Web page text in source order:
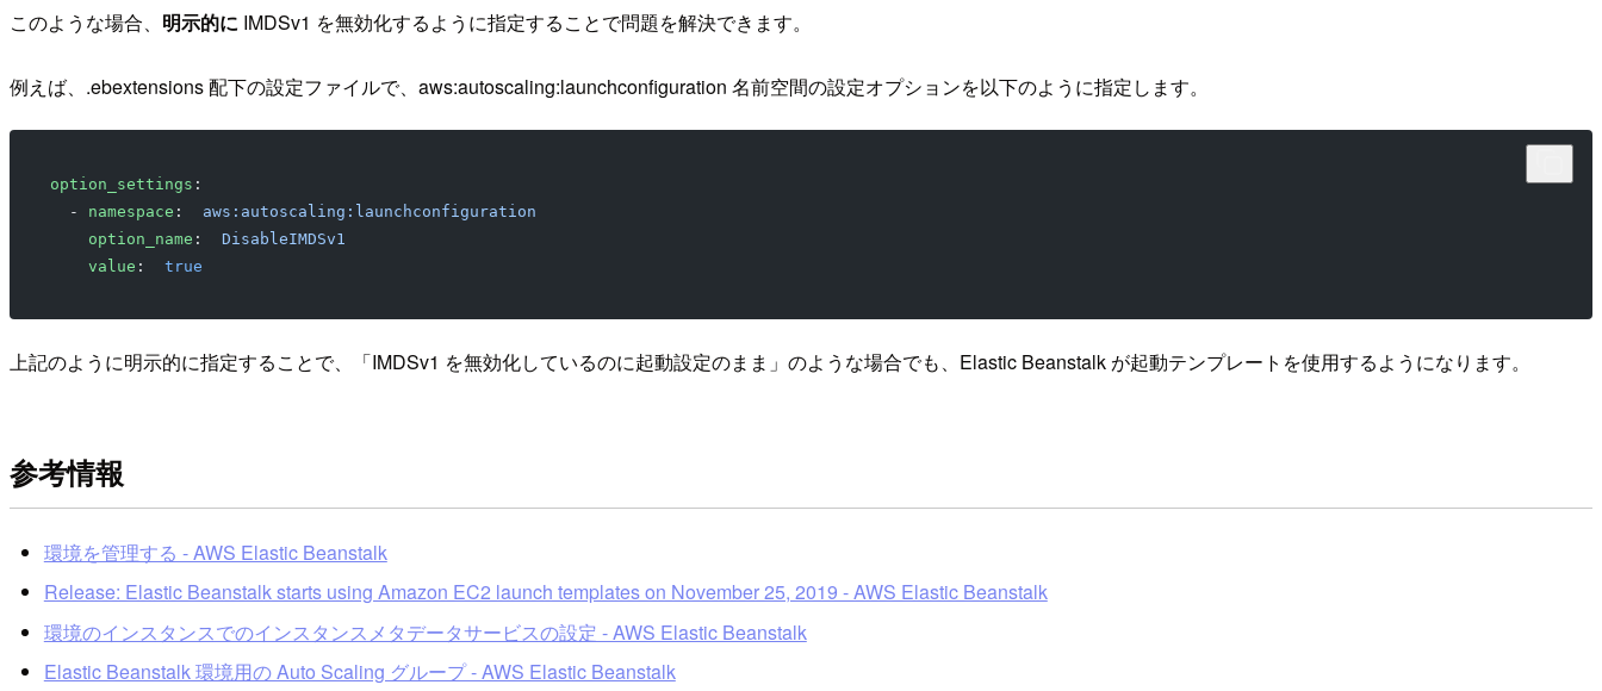
このような場合、 明示的に IMDSv1 を無効化するように指定することで問題を解決できます。
例えば、.ebextensions 配下の設定ファイルで、aws:autoscaling:launchconfiguration 名前空間の設定オプションを以下のように指定します。
option_settings :
  -
namespace : aws:autoscaling:launchconfiguration
    option_name
: DisableIMDSv1
    value
: true
上記のように明示的に指定することで、「IMDSv1 を無効化しているのに起動設定のまま」のような場合でも、Elastic Beanstalk が起動テンプレートを使用するようになります。
参考情報
環境を管理する - AWS Elastic Beanstalk
Release: Elastic Beanstalk starts using Amazon EC2 launch templates on November 25, 2019 - AWS Elastic Beanstalk
環境のインスタンスでのインスタンスメタデータサービスの設定 - AWS Elastic Beanstalk
Elastic Beanstalk 環境用の Auto Scaling グループ - AWS Elastic Beanstalk